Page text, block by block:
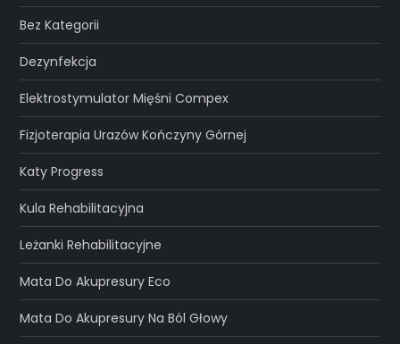
Bez Kategorii
Dezynfekcja
Elektrostymulator Mięśni Compex
Fizjoterapia Urazów Kończyny Górnej
Katy Progress
Kula Rehabilitacyjna
Leżanki Rehabilitacyjne
Mata Do Akupresury Eco
Mata Do Akupresury Na Ból Głowy